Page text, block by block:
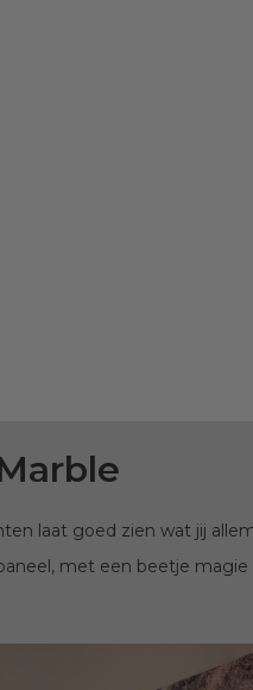
laat goed zien wat jij
met een beetje magie